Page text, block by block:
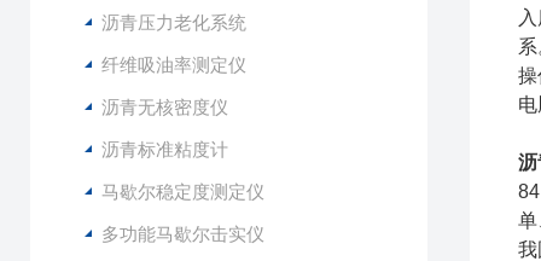
沥青压力老化系统
纤维吸油率测定仪
沥青无核密度仪
沥青标准粘度计
马歇尔稳定度测定仪
多功能马歇尔击实仪
操
沥
单
我